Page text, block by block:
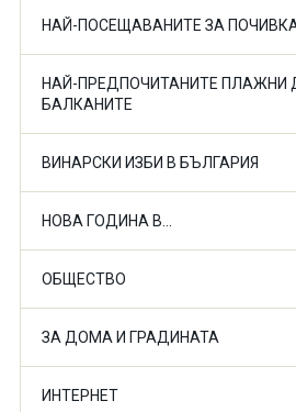
НАЙ-ПОСЕЩАВАНИТЕ ЗА
НАЙ-ПРЕДПОЧИТАНИТЕ ПЛАЖНИ
БАЛКАНИТЕ
ВИНАРСКИ ИЗБИ В БЪЛГАРИЯ
НОВА ГОДИНА В...
ОБЩЕСТВО
ЗА ДОМА И ГРАДИНАТА
ИНТЕРНЕТ